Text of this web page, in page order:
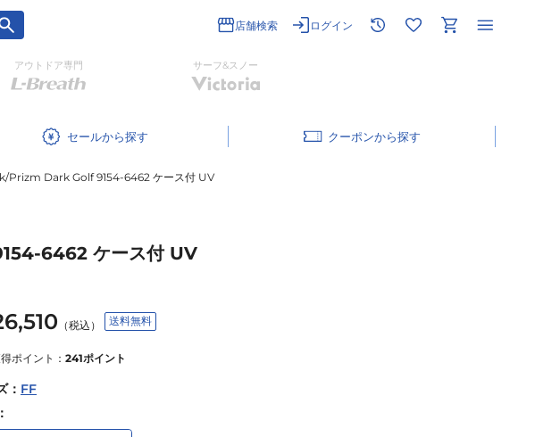
店舗検索 ログイン
アウトドア専門 サーフ&スノー
セール クーポン
Prizm Dark Golf 9154-6462 ケース付 UV
6462 ケース付 UV
（税込） 送料無料
ポイント： 241ポイント
： FF